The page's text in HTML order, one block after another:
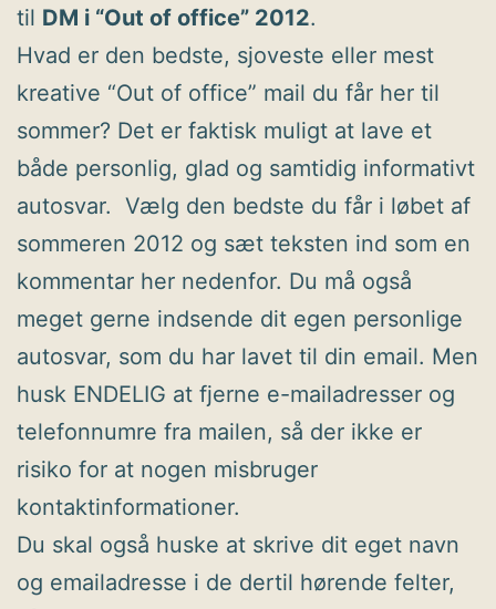
til DM i “Out of office” 2012.
Hvad er den bedste, sjoveste eller mest
kreative “Out of office” mail du får her til
sommer? Det er faktisk muligt at lave et
både personlig, glad og samtidig informativt
autosvar. Vælg den bedste du får i løbet af
sommeren 2012 og sæt teksten ind som en
kommentar her nedenfor. Du må også
meget gerne indsende dit egen personlige
autosvar, som du har lavet til din email. Men
husk ENDELIG at fjerne e-mailadresser og
telefonnumre fra mailen, så der ikke er
risiko for at nogen misbruger
kontaktinformationer.
Du skal også huske at skrive dit eget navn
og emailadresse i de dertil hørende felter,